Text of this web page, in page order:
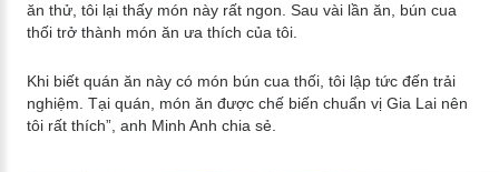
ăn thử, tôi lại thấy món này rất ngon. Sau vài lần ăn, bún cua
thối trở thành món ăn ưa thích của tôi.
Khi biết quán ăn này có món bún cua thối, tôi lập tức đến trải
nghiệm. Tại quán, món ăn được chế biến chuẩn vị Gia Lai nên
tôi rất thích”, anh Minh Anh chia sẻ.